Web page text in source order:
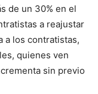
de un 30% en el
a reajustar
a los contratistas,
quienes ven
sin previo